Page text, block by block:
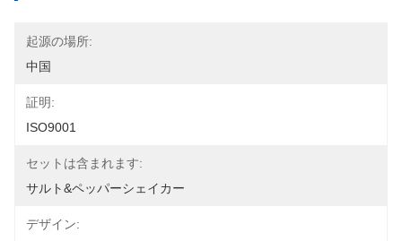
起源の場所:
中国
証明:
ISO9001
セットは含まれます:
サルト&ペッパーシェイカー
デザイン: